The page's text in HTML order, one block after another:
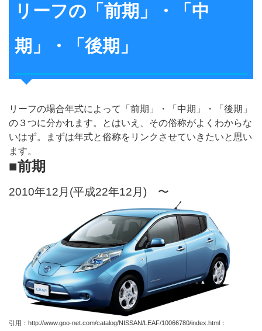
リーフの「前期」・「中
期」・「後期」
リーフの場合年式によって「前期」・「中期」・「後期」
の３つに分かれます。とはいえ、その俗称がよくわからな
いはず。まずは年式と俗称をリンクさせていきたいと思い
ます。
■前期
2010年12月(平成22年12月) 〜
引用：http://www.goo-net.com/catalog/NISSAN/LEAF/10066780/index.html：